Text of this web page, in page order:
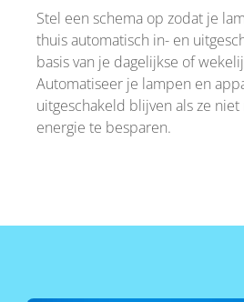
Stel een schema op zodat je
thuis automatisch in- en
basis van je dagelijkse of
Automatiseer je lampen en
uitgeschakeld blijven als ze
energie te besparen.